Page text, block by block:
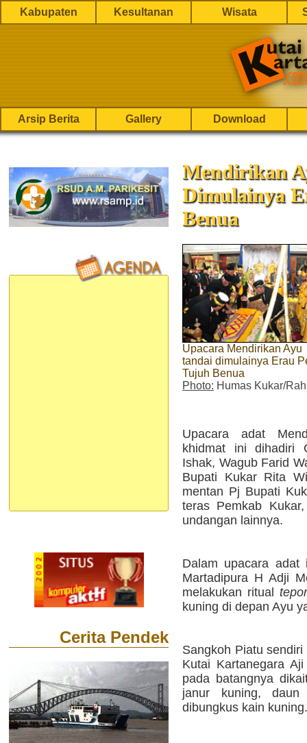
Kabupaten Kesultanan Wisata
Arsip Berita Gallery Download
Cerita Pendek
Mendirikan
Dimulainya
Benua
Upacara Mendirikan Ayu
tandai dimulainya Erau
Tujuh Benua
Photo: Humas Kukar/
Upacara adat
khidmat ini dihadiri
Ishak, Wagub Farid
Bupati Kukar Rita
mentan Pj Bupati
teras Pemkab
undangan lainnya.
Dalam upacara adat
Martadipura H Adji
melakukan ritual
kuning di depan Ayu
Sangkoh Piatu
Kutai Kartanegara
pada batangnya
janur kuning,
dibungkus kain kuning.